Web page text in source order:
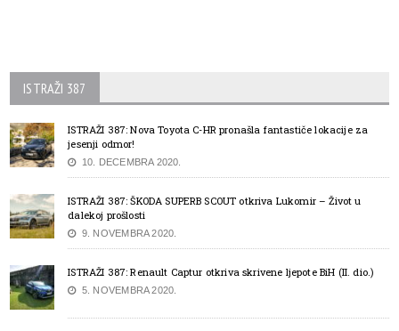
ISTRAŽI 387
ISTRAŽI 387: Nova Toyota C-HR pronašla fantastiče lokacije za
jesenji odmor!
10. DECEMBRA 2020.
ISTRAŽI 387: ŠKODA SUPERB SCOUT otkriva Lukomir – Život u
dalekoj prošlosti
9. NOVEMBRA 2020.
ISTRAŽI 387: Renault Captur otkriva skrivene ljepote BiH (II. dio.)
5. NOVEMBRA 2020.